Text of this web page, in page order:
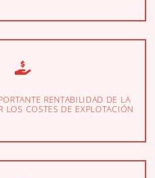
RENTABILIDAD DE LA
LOS COSTES DE EXPLOTACIÓN